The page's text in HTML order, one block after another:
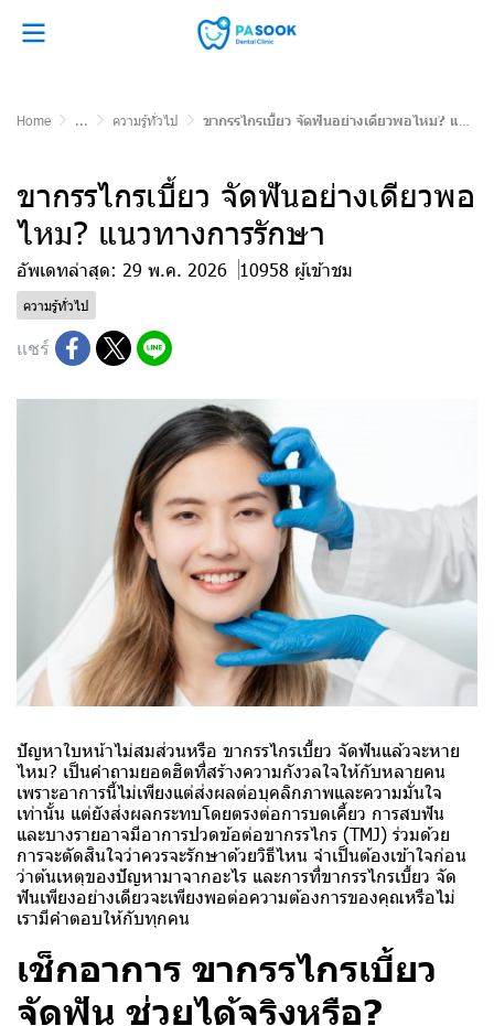
Home ... ความรู้ทั่วไป ขากรรไกรเบี้ยว จัดฟันอย่างเดียวพอไหม? แนวทางการรักษา
ขากรรไกรเบี้ยว จัดฟันอย่างเดียวพอ
ไหม? แนวทางการรักษา
อัพเดทล่าสุด: 29 พ.ค. 2026 10958 ผู้เข้าชม
ความรู้ทั่วไป
แชร์
ปัญหาใบหน้าไม่สมส่วนหรือ ขากรรไกรเบี้ยว จัดฟันแล้วจะหาย
ไหม? เป็นคำถามยอดฮิตที่สร้างความกังวลใจให้กับหลายคน
เพราะอาการนี้ไม่เพียงแต่ส่งผลต่อบุคลิกภาพและความมั่นใจ
เท่านั้น แต่ยังส่งผลกระทบโดยตรงต่อการบดเคี้ยว การสบฟัน
และบางรายอาจมีอาการปวดข้อต่อขากรรไกร (TMJ) ร่วมด้วย
การจะตัดสินใจว่าควรจะรักษาด้วยวิธีไหน จำเป็นต้องเข้าใจก่อน
ว่าต้นเหตุของปัญหามาจากอะไร และการที่ขากรรไกรเบี้ยว จัด
ฟันเพียงอย่างเดียวจะเพียงพอต่อความต้องการของคุณหรือไม่
เรามีคำตอบให้กับทุกคน
เช็กอาการ ขากรรไกรเบี้ยว
จัดฟัน ช่วยได้จริงหรือ?